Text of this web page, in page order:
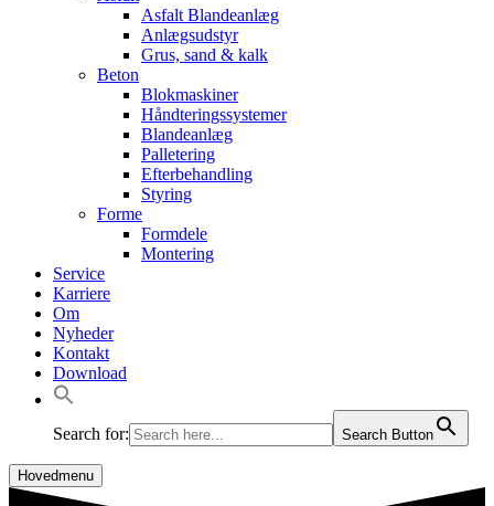
Asfalt Blandeanlæg
Anlægsudstyr
Grus, sand & kalk
Beton
Blokmaskiner
Håndteringssystemer
Blandeanlæg
Palletering
Efterbehandling
Styring
Forme
Formdele
Montering
Service
Karriere
Om
Nyheder
Kontakt
Download
Search for: Search Button
Hovedmenu